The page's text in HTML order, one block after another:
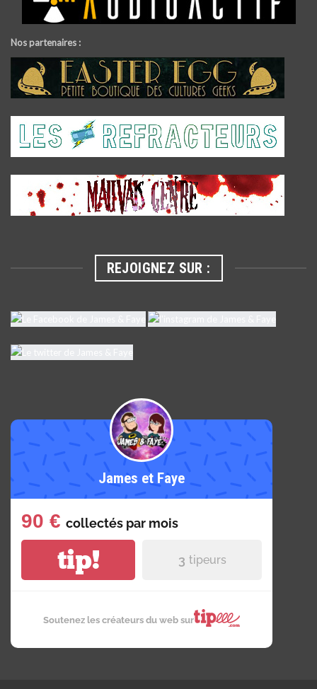
Nos partenaires :
REJOIGNEZ SUR :
James et Faye
90 € collectés par mois
tip! 3 tipeurs
Soutenez les créateurs du web sur